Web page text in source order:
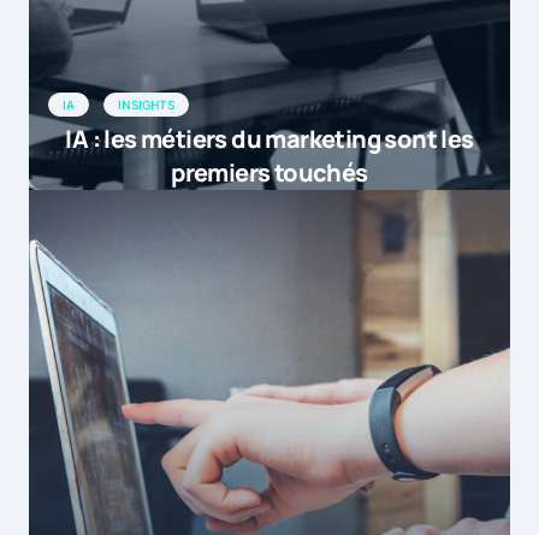
IA INSIGHTS
IA : les métiers du marketing sont les
premiers touchés